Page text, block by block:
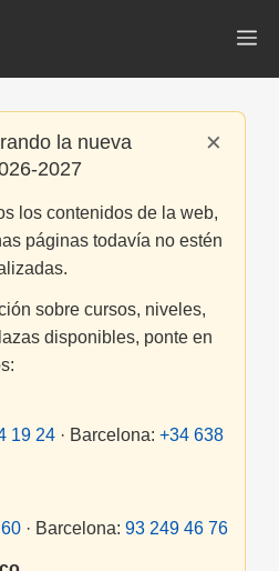
×
la nueva
2027
los contenidos de la web,
páginas todavía no estén
sobre cursos, niveles,
disponibles, ponte en
19 24 · Barcelona: +34 638
· Barcelona: 93 249 46 76